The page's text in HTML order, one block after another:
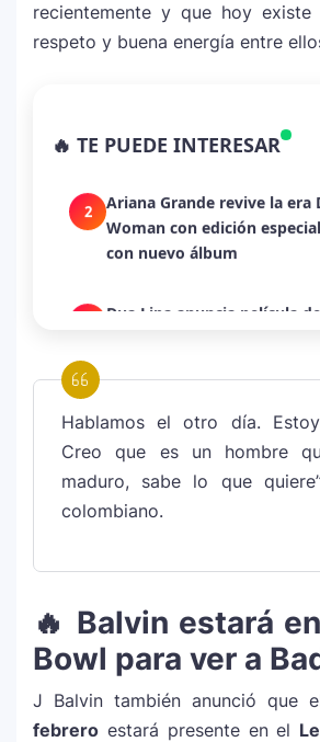
recientemente y que hoy
respeto y buena energía entre
🔥 TE PUEDE INTERESAR
despecho en un himno para
2
Ariana Grande revive la era
Woman con edición
con nuevo álbum
Dua Lipa anuncia película
4
Michael Jackson y la
sobre Palestina que vuelve
debate en redes
era musical
J Balvin y Ryan Castro
álbum urbano más
Snake y Eladio Carrión
Hablamos el otro día.
Creo que es un hombre
maduro, sabe lo que
colombiano.
🔥 Balvin estará
Bowl para ver a
J Balvin también anunció que
febrero estará presente en el